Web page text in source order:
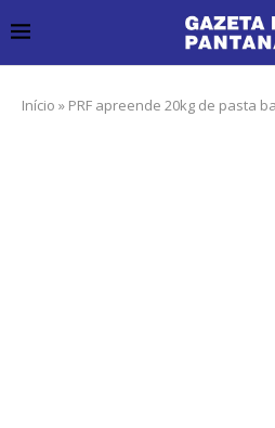
Início » PRF apreende 20kg de pasta